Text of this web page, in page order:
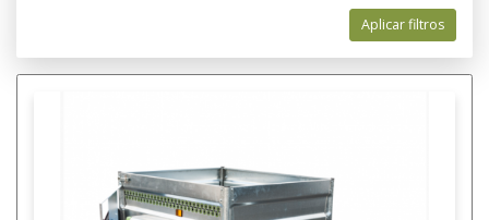
Aplicar filtros